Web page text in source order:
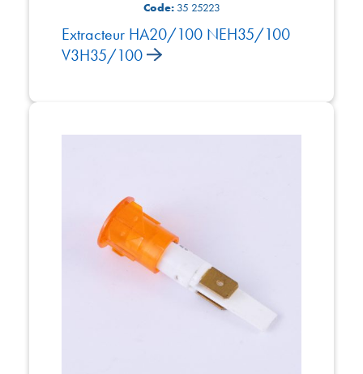
Code:35 25223
Extracteur HA20/100 NEH35/100
V3H35/100